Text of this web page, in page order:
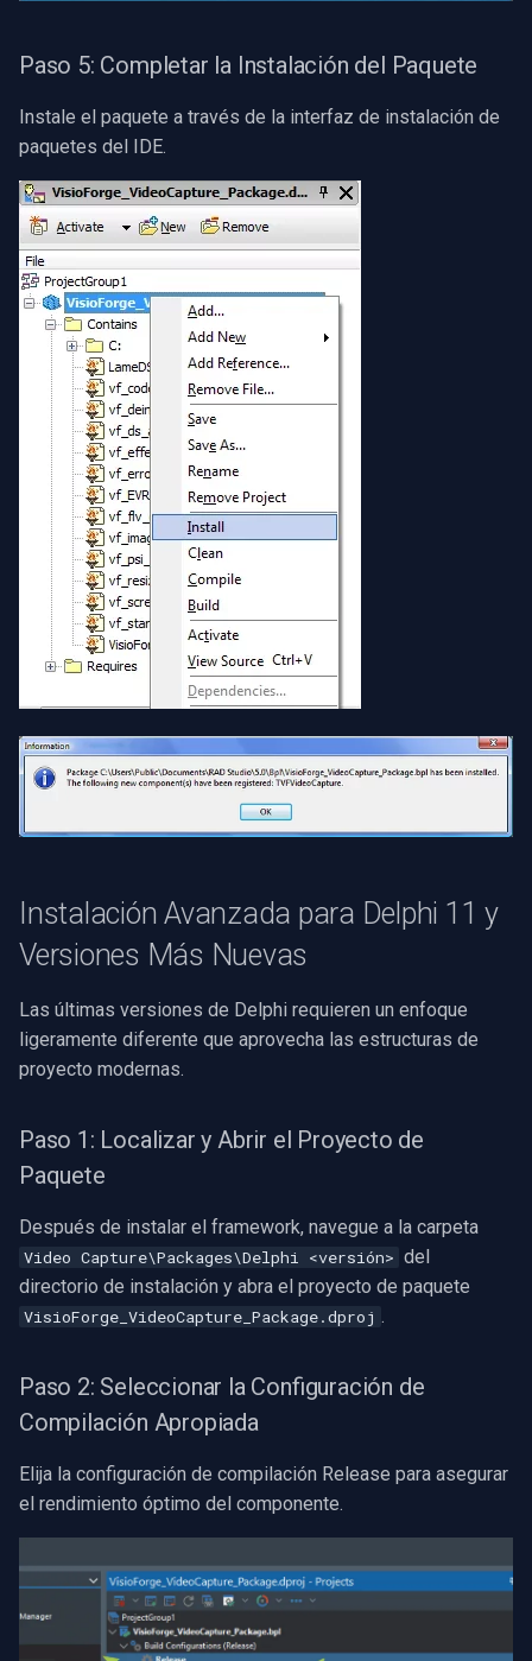
Paso 5: Completar la Instalación del Paquete
Instale el paquete a través de la interfaz de instalación de
paquetes del IDE.
Instalación Avanzada para Delphi 11 y
Versiones Más Nuevas
Las últimas versiones de Delphi requieren un enfoque
ligeramente diferente que aprovecha las estructuras de
proyecto modernas.
Paso 1: Localizar y Abrir el Proyecto de
Paquete
Después de instalar el framework, navegue a la carpeta
Video Capture\Packages\Delphi <versión> del
directorio de instalación y abra el proyecto de paquete
VisioForge_VideoCapture_Package.dproj .
Paso 2: Seleccionar la Configuración de
Compilación Apropiada
Elija la configuración de compilación Release para asegurar
el rendimiento óptimo del componente.